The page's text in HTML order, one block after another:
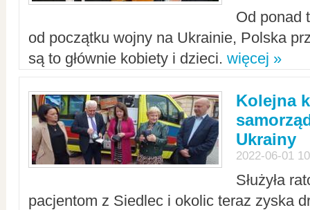
Od ponad
od początku wojny na Ukrainie, Polska
są to głównie kobiety i dzieci. więcej »
Kolejna
Ukrainy
2022-06-01
Służyła
pacjentom z Siedlec i okolic teraz zyska